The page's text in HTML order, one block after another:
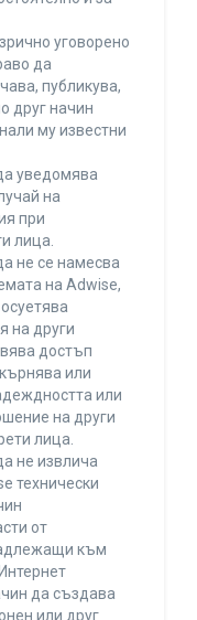
уговорено
да
публикува,
друг начин
му известни
уведомява
на
при
лица.
не се намесва
на Adwise,
на други
достъп
или
или
на други
лица.
не извлича
технически
от
към
да създава
или друг